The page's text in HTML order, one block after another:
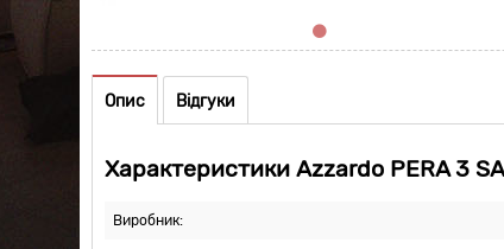
Опис Відгуки
Характеристики Azzardo PERA 3
Виробник: